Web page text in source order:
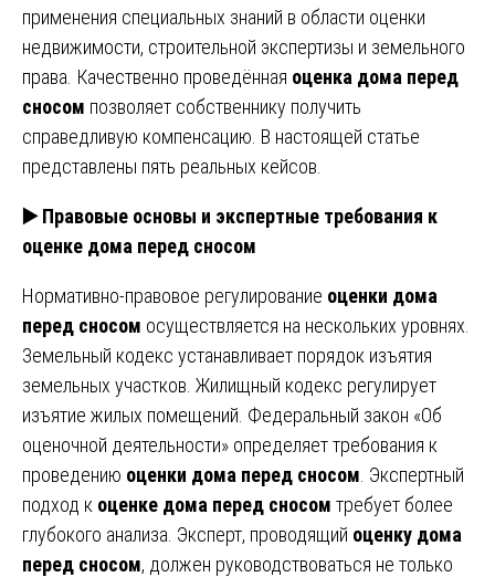
применения специальных знаний в области оценки
недвижимости, строительной экспертизы и земельного
права. Качественно проведённая оценка дома перед
сносом позволяет собственнику получить
справедливую компенсацию. В настоящей статье
представлены пять реальных кейсов.
▶️ Правовые основы и экспертные требования к
оценке дома перед сносом
Нормативно-правовое регулирование оценки дома
перед сносом осуществляется на нескольких уровнях.
Земельный кодекс устанавливает порядок изъятия
земельных участков. Жилищный кодекс регулирует
изъятие жилых помещений. Федеральный закон «Об
оценочной деятельности» определяет требования к
проведению оценки дома перед сносом . Экспертный
подход к оценке дома перед сносом требует более
глубокого анализа. Эксперт, проводящий оценку дома
перед сносом, должен руководствоваться не только